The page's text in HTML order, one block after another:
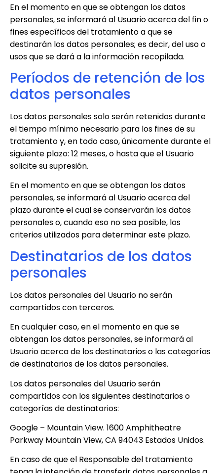
En el momento en que se obtengan los datos
personales, se informará al Usuario acerca del fin o
fines específicos del tratamiento a que se
destinarán los datos personales; es decir, del uso o
usos que se dará a la información recopilada.
Períodos de retención de los
datos personales
Los datos personales solo serán retenidos durante
el tiempo mínimo necesario para los fines de su
tratamiento y, en todo caso, únicamente durante el
siguiente plazo: 12 meses, o hasta que el Usuario
solicite su supresión.
En el momento en que se obtengan los datos
personales, se informará al Usuario acerca del
plazo durante el cual se conservarán los datos
personales o, cuando eso no sea posible, los
criterios utilizados para determinar este plazo.
Destinatarios de los datos
personales
Los datos personales del Usuario no serán
compartidos con terceros.
En cualquier caso, en el momento en que se
obtengan los datos personales, se informará al
Usuario acerca de los destinatarios o las categorías
de destinatarios de los datos personales.
Los datos personales del Usuario serán
compartidos con los siguientes destinatarios o
categorías de destinatarios:
Google – Mountain View. 1600 Amphitheatre
Parkway Mountain View, CA 94043 Estados Unidos.
En caso de que el Responsable del tratamiento